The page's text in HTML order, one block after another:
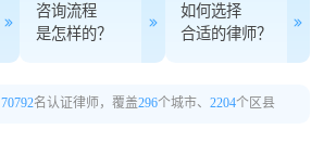
咨询流程
是怎样的？
如何选择
合适的律师？
70792名认证律师，覆盖296个城市、 2204个区县